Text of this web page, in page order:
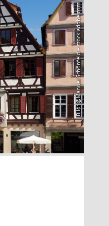
Bild: @Manuel Schönfeld – stock.adobe.com